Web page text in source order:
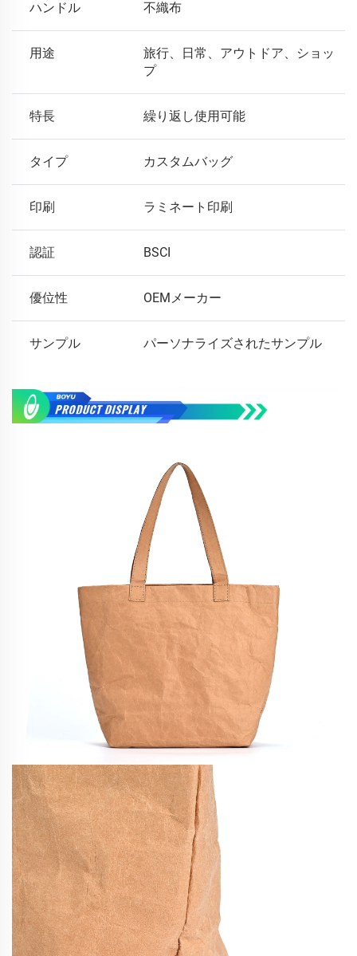
ハンドル 不織布
用途
旅行、日常、アウトドア、ショッ
プ
特長 繰り返し使用可能
タイプ カスタムバッグ
印刷 ラミネート印刷
認証 BSCI
優位性 OEMメーカー
サンプル パーソナライズされたサンプル